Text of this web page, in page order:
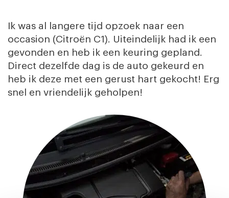
Ik was al langere tijd opzoek naar een
occasion (Citroën C1). Uiteindelijk had ik een
gevonden en heb ik een keuring gepland.
Direct dezelfde dag is de auto gekeurd en
heb ik deze met een gerust hart gekocht! Erg
snel en vriendelijk geholpen!